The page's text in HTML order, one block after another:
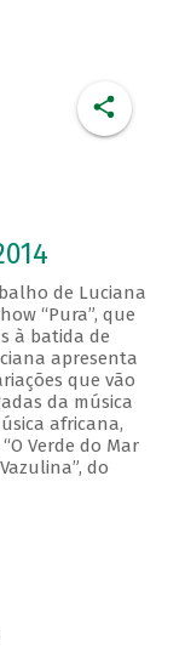
de Luciana
“Pura”, que
à batida de
apresenta
que vão
da música
africana,
Verde do Mar
do